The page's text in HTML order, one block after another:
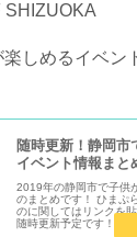
SHIZUOKA
しめるイベン
随時更新！静岡市
イベント情報まと
2019年の静岡市で子供
のまとめです！ ひまぷ
のに関してはリンクを
随時更新予定です！